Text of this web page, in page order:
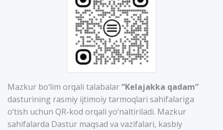
Mazkur bo‘lim orqali talabalar“Kelajakka qadam”
dasturining rasmiy ijtimoiy tarmoqlari sahifalariga
o‘tish uchun QR-kod orqali yo‘naltiriladi. Mazkur
sahifalarda Dastur maqsad va vazifalari, kasbiy